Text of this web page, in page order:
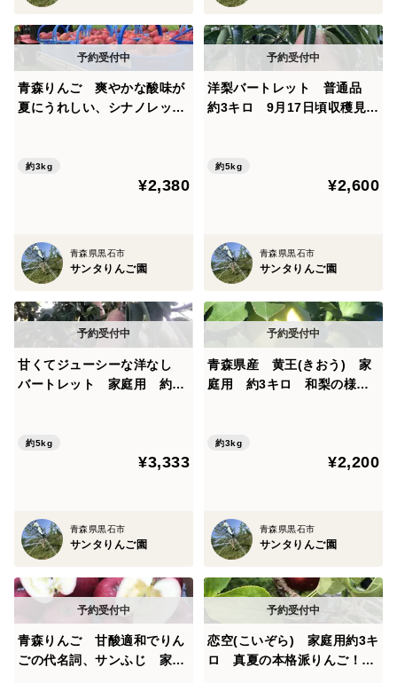
青森りんご 爽やかな酸味が
夏にうれしい、シナノレッ
約3kg
¥2,380
青森県黒石市
サンタりんご園
洋梨バートレット 普通品
約3キロ 9月17日頃収穫見込
約5kg
¥2,600
青森県黒石市
サンタりんご園
甘くてジューシーな洋なし
バートレット 家庭用 約5
約5kg
¥3,333
青森県黒石市
サンタりんご園
青森県産 黄王(きおう) 家
庭用 約3キロ 和梨の様な
約3kg
¥2,200
青森県黒石市
サンタりんご園
青森りんご 甘酸適和でりん
ごの代名詞、サンふじ 家庭
恋空(こいぞら) 家庭用約3キ
ロ 真夏の本格派りんご！